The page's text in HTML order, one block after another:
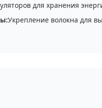
для хранения
Укрепление волокна для